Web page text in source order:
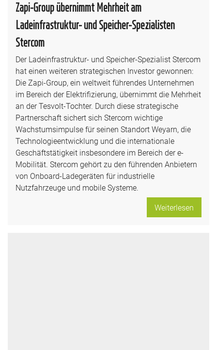
Zapi-Group übernimmt Mehrheit am
Ladeinfrastruktur- und Speicher-Spezialisten
Stercom
Der Ladeinfrastruktur- und Speicher-Spezialist Stercom
hat einen weiteren strategischen Investor gewonnen:
Die Zapi-Group, ein weltweit führendes Unternehmen
im Bereich der Elektrifizierung, übernimmt die Mehrheit
an der Tesvolt-Tochter. Durch diese strategische
Partnerschaft sichert sich Stercom wichtige
Wachstumsimpulse für seinen Standort Weyarn, die
Technologieentwicklung und die internationale
Geschäftstätigkeit insbesondere im Bereich der e-
Mobilität. Stercom gehört zu den führenden Anbietern
von Onboard-Ladegeräten für industrielle
Nutzfahrzeuge und mobile Systeme.
Weiterlesen